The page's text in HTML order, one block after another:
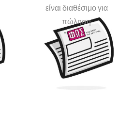
είναι διαθέσιμο για
πώληση